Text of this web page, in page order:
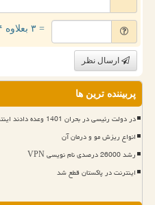
= ۳ بعلاوه ۴
ارسال نظر
پربیننده ترین ها
در دولت رئیسی در بحران 1401 وعده دادند اینترنت به طور موقت قطع می شود اما ماندگار شد
انواع ریزش مو و درمان آن
رشد 26000 درصدی نام نویسی VPN
اینترنت در پاکستان قطع شد